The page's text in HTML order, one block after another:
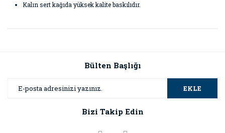
Kalın sert kağıda yüksek kalite baskılıdır.
Görüş ve önerileriniz için teşekkür ederiz.
Ürün resmi kalitesiz, bozuk veya görüntülenemiyor.
Ürün bilgilerinde hatalar bulunuyor.
Bülten Başlığı
EKLE
Bizi Takip Edin